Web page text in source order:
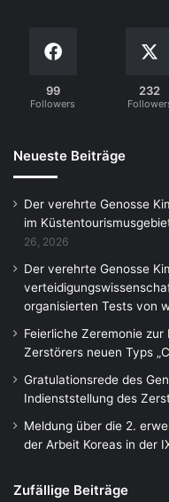
99
Followers
232
Neueste Beiträge
Der verehrte Genosse
im
26, 2026
Der verehrte Genosse
organisierten Tests von
Feierliche Zeremonie
Zerstörers neuen Typs
Gratulationsrede des
Indienststellung des
Meldung über die 2.
der Arbeit Koreas in der
Zufällige Beiträge